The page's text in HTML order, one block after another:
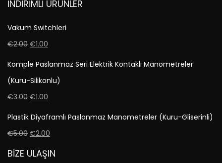
İNDIRIMLI ÜRÜNLER
Vakum Switchleri
€2.00 €1.00
Komple Paslanmaz Seri Elektrik Kontaklı Manometreler
(Kuru-Silikonlu)
€3.00 €1.00
Plastik Diyaframlı Paslanmaz Manometreler (Kuru-Gliserinli)
€5.00 €2.00
BIZE ULAŞIN